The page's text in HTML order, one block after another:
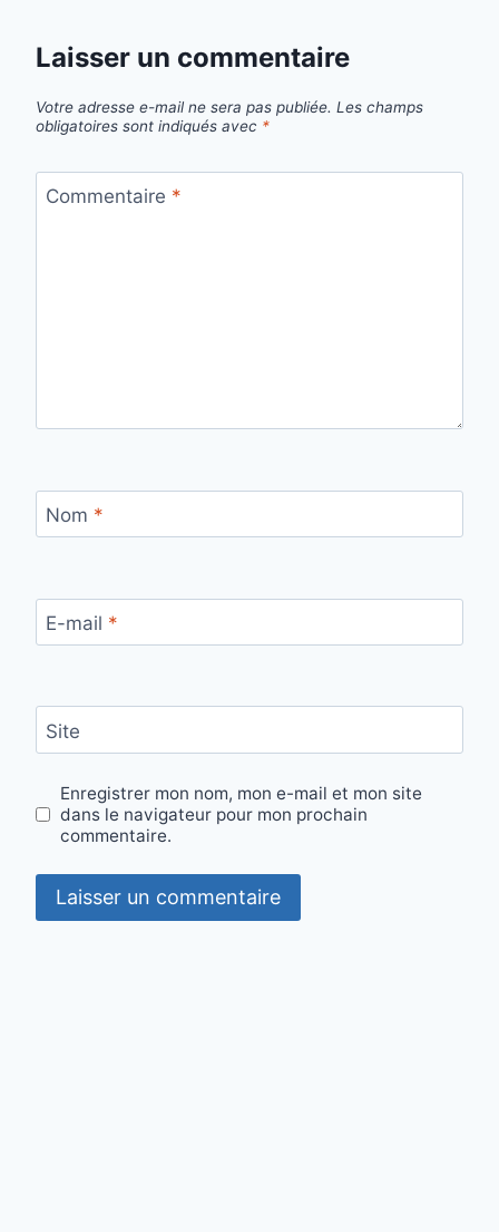
Laisser un commentaire
Votre adresse e-mail ne sera pas publiée. Les champs
obligatoires sont indiqués avec *
Commentaire *
Nom *
E-mail *
Site
Enregistrer mon nom, mon e-mail et mon site
dans le navigateur pour mon prochain
commentaire.